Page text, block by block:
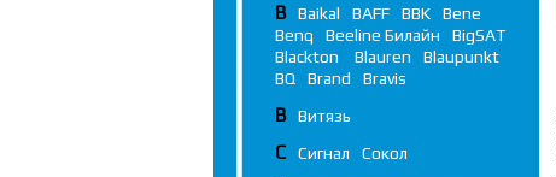
B Baikal BAFF BBK
Bene
Benq
Beeline Билайн
BigSAT
Blackton
Blauren
Blaupunkt
BQ
Brand Bravis
В Витязь
С Сигнал Сокол